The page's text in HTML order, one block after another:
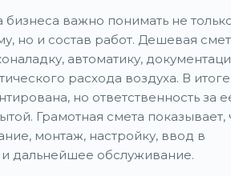
бизнеса важно понимать не
но и состав работ. Дешевая
автоматику,
расхода воздуха. В
но ответственность за
Грамотная смета показывает,
монтаж, настройку, ввод в
дальнейшее обслуживание.